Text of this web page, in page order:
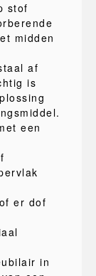
stof
midden
af
is
een
er dof
in